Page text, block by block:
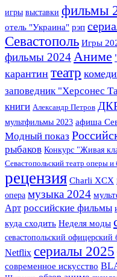
игры выставки фильмы
отель "Украина" рэп
Севастополь Игры
фильмы 2024Аниме
карантин театр
заповедник "Херсонес
книги Александр Петров
мультфильмы 2023 афиша
Модный показ
рыбаков Конкурс "Живая
Севастопольский театр оперы и
рецензия Charli XCX
опера музыка 2024
Арт российские фильмы
куда сходить Неделя моды
севастопольский офицерский
Netflix сериалы 2025
современное искусство